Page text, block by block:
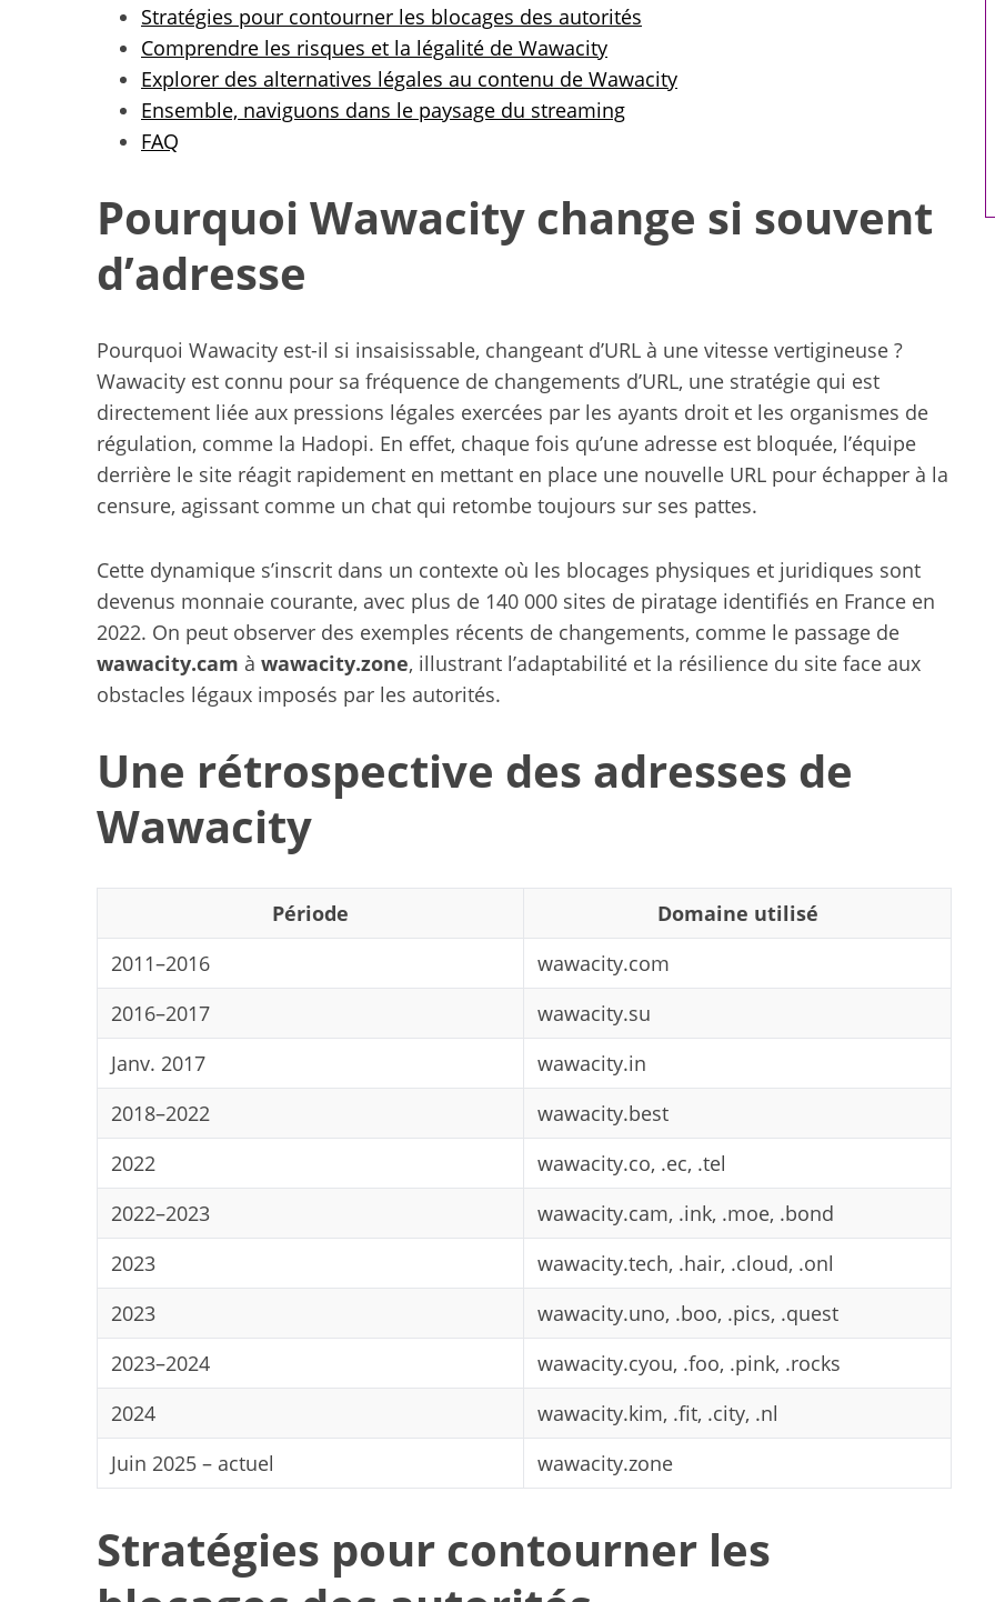
Stratégies pour contourner les blocages des autorités
Comprendre les risques et la légalité de Wawacity
Explorer des alternatives légales au contenu de Wawacity
Ensemble, naviguons dans le paysage du streaming
FAQ
Pourquoi Wawacity change si souvent
d’adresse
Pourquoi Wawacity est-il si insaisissable, changeant d’URL à une vitesse vertigineuse ?
Wawacity est connu pour sa fréquence de changements d’URL, une stratégie qui est
directement liée aux pressions légales exercées par les ayants droit et les organismes de
régulation, comme la Hadopi. En effet, chaque fois qu’une adresse est bloquée, l’équipe
derrière le site réagit rapidement en mettant en place une nouvelle URL pour échapper à la
censure, agissant comme un chat qui retombe toujours sur ses pattes.
Cette dynamique s’inscrit dans un contexte où les blocages physiques et juridiques sont
devenus monnaie courante, avec plus de 140 000 sites de piratage identifiés en France en
2022. On peut observer des exemples récents de changements, comme le passage de
wawacity.cam à wawacity.zone, illustrant l’adaptabilité et la résilience du site face aux
obstacles légaux imposés par les autorités.
Une rétrospective des adresses de
Wawacity
Période
Domaine utilisé
2011–2016
wawacity.com
2016–2017
wawacity.su
Janv. 2017
wawacity.in
2018–2022
wawacity.best
2022
wawacity.co, .ec, .tel
2022–2023
wawacity.cam, .ink, .moe, .bond
2023
wawacity.tech, .hair, .cloud, .onl
2023
wawacity.uno, .boo, .pics, .quest
2023–2024
wawacity.cyou, .foo, .pink, .rocks
2024
wawacity.kim, .fit, .city, .nl
Juin 2025 – actuel
wawacity.zone
Stratégies pour contourner les
Idées de loisirs pour toute la
famille
a
r
c
h
o
: